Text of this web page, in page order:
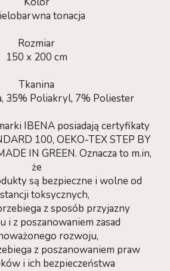
tonacja
Rozmiar
150 x 200 cm
Tkanina
35% Poliakryl, 7% Poliester
IBENA posiadają certyfikaty
100, OEKO-TEX STEP BY
IN GREEN. Oznacza to m.in,
że
są bezpieczne i wolne od
toksycznych,
z sposób przyjazny
i z poszanowaniem zasad
rozwoju,
z poszanowaniem praw
i ich bezpieczeństwa